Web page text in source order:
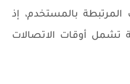
المرتبطة بالمستخدم، إذ
تشمل أوقات الاتصالات